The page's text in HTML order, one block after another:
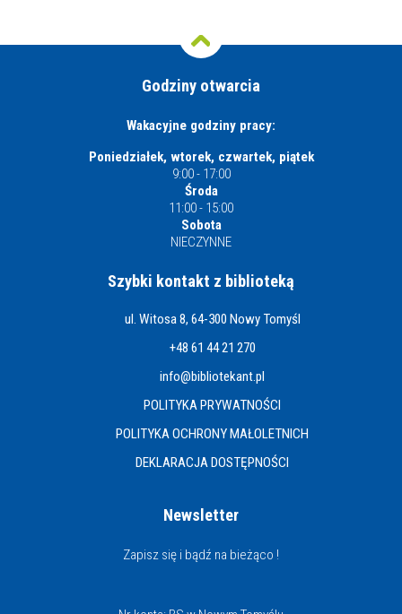
Godziny otwarcia
Wakacyjne godziny pracy:
Poniedziałek, wtorek, czwartek, piątek
9:00 - 17:00
Środa
11:00 - 15:00
Sobota
NIECZYNNE
Szybki kontakt z biblioteką
ul. Witosa 8, 64-300 Nowy Tomyśl
+48 61 44 21 270
info@bibliotekant.pl
POLITYKA PRYWATNOŚCI
POLITYKA OCHRONY MAŁOLETNICH
DEKLARACJA DOSTĘPNOŚCI
Newsletter
Zapisz się i bądź na bieżąco !